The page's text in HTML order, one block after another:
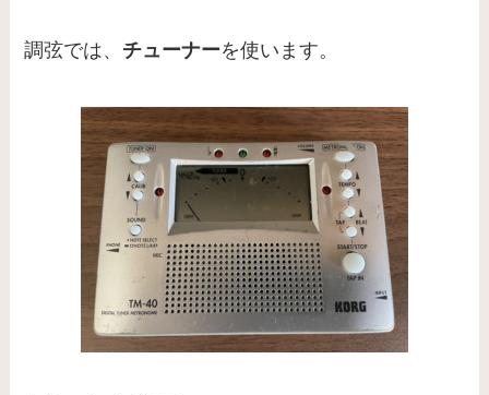
調弦では、 チューナーを使います。